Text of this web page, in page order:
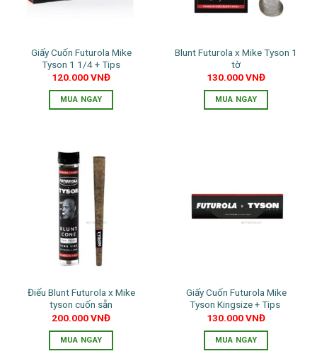
Giấy Cuốn Futurola Mike
Tyson 1 1/4 + Tips
120.000VNĐ
MUA NGAY
Blunt Futurola x Mike Tyson 1
tờ
130.000VNĐ
MUA NGAY
Điếu Blunt Futurola x Mike
tyson cuốn sẵn
200.000VNĐ
MUA NGAY
Giấy Cuốn Futurola Mike
Tyson Kingsize + Tips
130.000VNĐ
MUA NGAY